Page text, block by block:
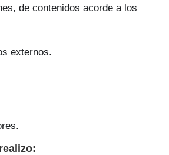
de contenidos acorde a los
externos.
realizo: